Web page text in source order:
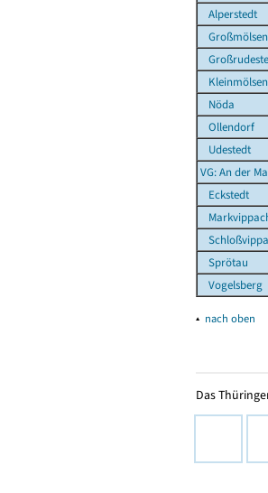
Alperstedt
Großmölsen
Kleinmölsen
Nöda
Ollendorf
Udestedt
VG: An der
Eckstedt
Sprötau
Vogelsberg
▴ nach oben
Das